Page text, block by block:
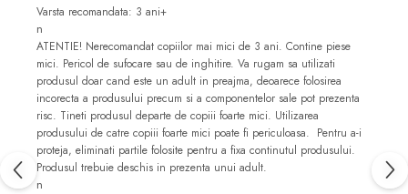
Varsta recomandata: 3 ani+
n
ATENTIE! Nerecomandat copiilor mai mici de 3 ani. Contine piese
mici. Pericol de sufocare sau de inghitire. Va rugam sa utilizati
produsul doar cand este un adult in preajma, deoarece folosirea
incorecta a produsului precum si a componentelor sale pot prezenta
risc. Tineti produsul departe de copiii foarte mici. Utilizarea
produsului de catre copiii foarte mici poate fi periculoasa. Pentru a-i
proteja, eliminati partile folosite pentru a fixa continutul produsului.
Produsul trebuie deschis in prezenta unui adult.
n